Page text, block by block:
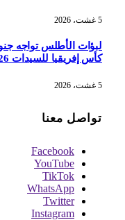
5 غشت، 2026
لبؤات الأطلس تواجه
كأس إفريقيا للسيدات 2026
5 غشت، 2026
تواصل معنا
Facebook
YouTube
TikTok
WhatsApp
Twitter
Instagram